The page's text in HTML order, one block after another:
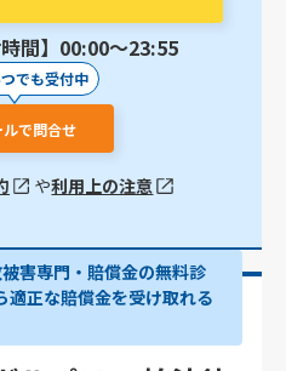
時間】00:00〜23:55
でも受付中
ルで問合せ
や利用上の注意
害専門・賠償金の無料診
適正な賠償金を受け取れる